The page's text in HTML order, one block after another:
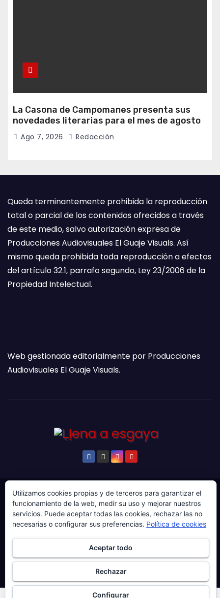
La Casona de Campomanes presenta sus
novedades literarias para el mes de agosto
Ago 7, 2026 Redacción
Queda terminantemente prohibida la reproducción
total o parcial de los contenidos ofrecidos a través
de este medio, salvo autorización expresa de
Producciones Audiovisuales El Guaje Visuals. Así
mismo queda prohibida toda reproducción a efectos
del artículo 32.1, parrafo segundo, Ley 23/2006 de la
Propiedad Intelectual.
Web gestionada editorialmente por Producciones
Audiovisuales El Guaje Visuals.
© Copyright 2024. Todos los derechos reservados.
Web gestionada por Producciones Audiovisuales El
Guaje Visuals.
Sobre ‘Ḷḷena a esgaya’ Publicidad
Contacto
Política de privacidad
Política de cookies
Más información sobre las cookies
Utilizamos cookies propias y de terceros para garantizar el
funcionamiento de la web, medir su uso y mejorar nuestros
servicios. Puede aceptar todas las cookies, rechazar las no
necesarias o configurar sus preferencias. Política de cookies
Aceptar todo
Rechazar
Configurar